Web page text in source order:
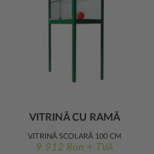
VITRINĂ CU RAMĂ
METALICĂ 100 CM
LĂȚIME
VITRINĂ ȘCOLARĂ 100 CM
9 912 Ron + TVA